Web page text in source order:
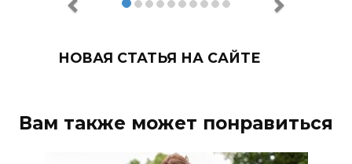
НОВАЯ СТАТЬЯ НА САЙТЕ
Вам также может понравиться